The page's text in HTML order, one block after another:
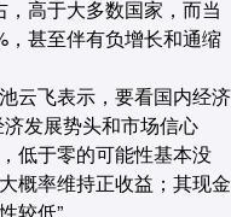
高于大多数国家，而当
甚至伴有负增长和通缩
云飞表示，要看国内经济
发展势头和市场信心
低于零的可能性基本没
概率维持正收益；其现金